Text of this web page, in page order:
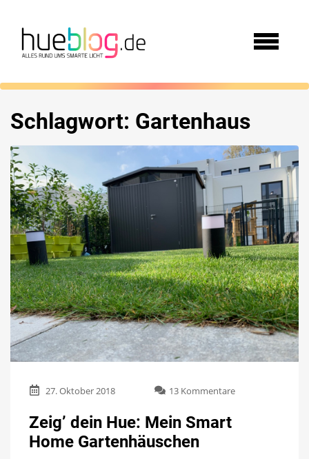
Schlagwort: Gartenhaus
27. Oktober 2018 13 Kommentarezu
Zeig’ dein Hue: Mein Smart
Home Gartenhäuschen